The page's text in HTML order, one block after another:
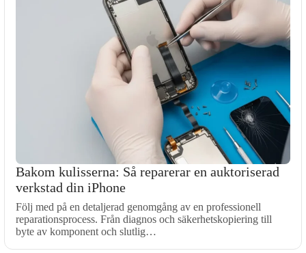
Bakom kulisserna: Så reparerar en auktoriserad
verkstad din iPhone
Följ med på en detaljerad genomgång av en professionell
reparationsprocess. Från diagnos och säkerhetskopiering till
byte av komponent och slutlig…